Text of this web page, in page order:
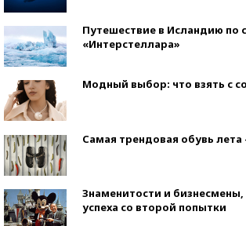
Путешествие в Исландию по
«Интерстеллара»
Модный выбор: что взять с
Самая трендовая обувь лета
Знаменитости и
успеха со второй попытки